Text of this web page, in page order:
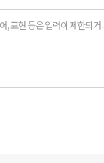
표현 등은 입력이 제한되